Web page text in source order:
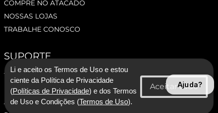
COMPRE NO ATACADO
NOSSAS LOJAS
TRABALHE CONOSCO
SUPORTE
TERMOS E CONDIÇÕES
POLÍTICA DE PRIVACIDADE
ASSESSORIA DE IMPRENSA
Li e aceito os Termos de Uso e estou
ciente da Política de Privacidade
(Políticas de Privacidade) e dos Termos
de Uso e Condições (Termos de Uso).
Ajuda?